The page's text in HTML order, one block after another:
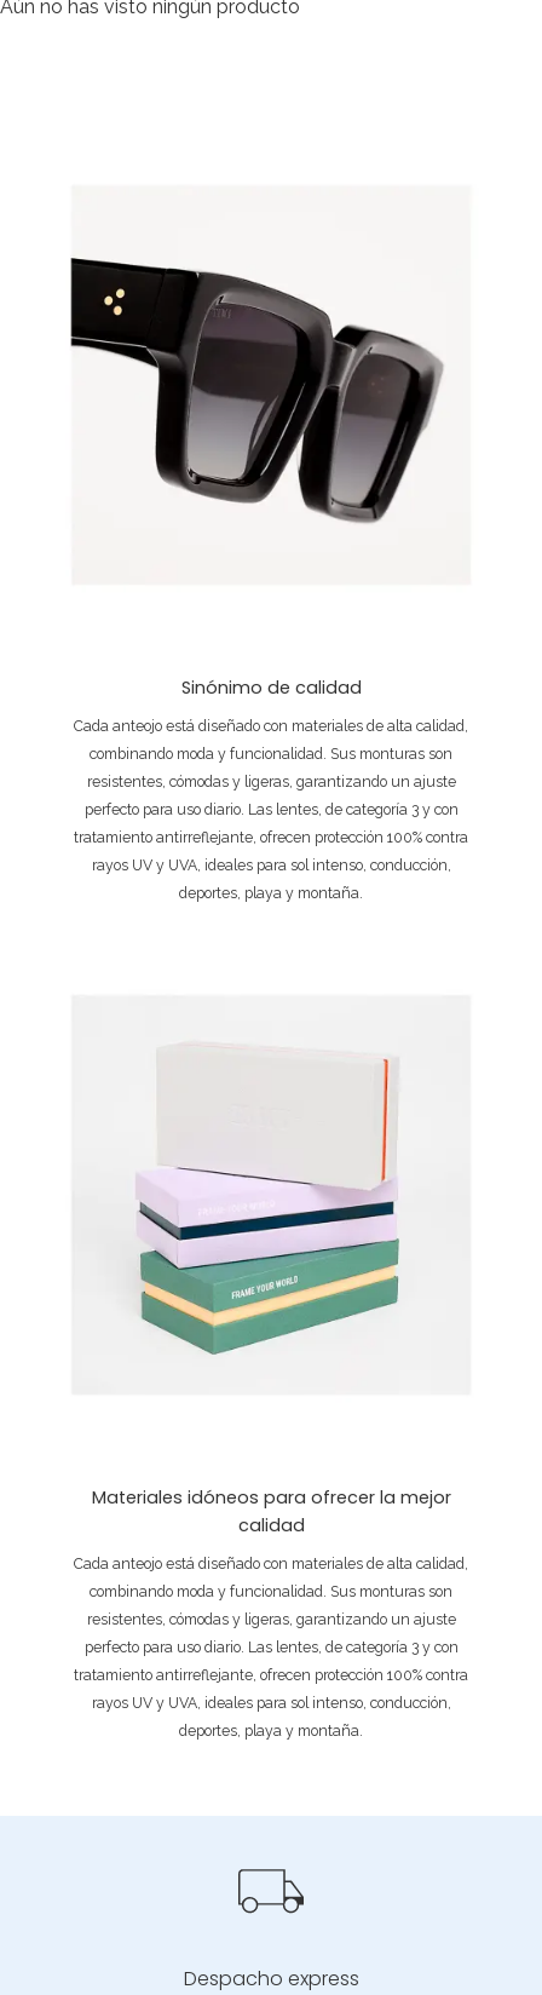
Aún no has visto ningún producto
Sinónimo de calidad
Cada anteojo está diseñado con materiales de alta calidad,
combinando moda y funcionalidad. Sus monturas son
resistentes, cómodas y ligeras, garantizando un ajuste
perfecto para uso diario. Las lentes, de categoría 3 y con
tratamiento antirreflejante, ofrecen protección 100% contra
rayos UV y UVA, ideales para sol intenso, conducción,
deportes, playa y montaña.
Materiales idóneos para ofrecer la mejor
calidad
Cada anteojo está diseñado con materiales de alta calidad,
combinando moda y funcionalidad. Sus monturas son
resistentes, cómodas y ligeras, garantizando un ajuste
perfecto para uso diario. Las lentes, de categoría 3 y con
tratamiento antirreflejante, ofrecen protección 100% contra
rayos UV y UVA, ideales para sol intenso, conducción,
deportes, playa y montaña.
Despacho express